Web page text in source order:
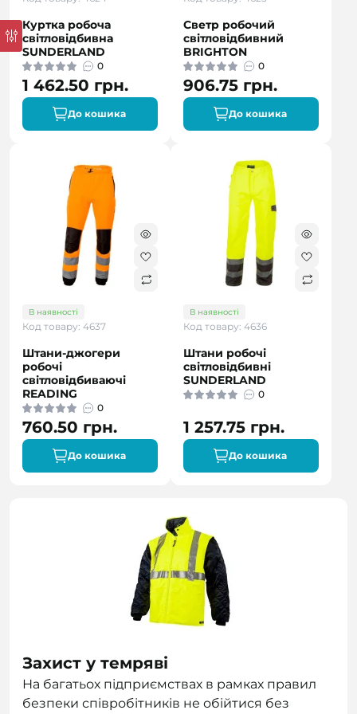
Куртка робоча
світловідбивна
SUNDERLAND
0
1 462.50 грн.
До кошика
Светр робочий
світловідбивний
BRIGHTON
0
906.75 грн.
До кошика
В наявності
Код товару: 4637
Штани-джогери
робочі
світловідбиваючі
READING
0
760.50 грн.
До кошика
В наявності
Код товару: 4636
Штани робочі
світловідбивні
SUNDERLAND
0
1 257.75 грн.
До кошика
Захист у темряві
На багатьох підприємствах в рамках правил
безпеки співробітників не обійтися без